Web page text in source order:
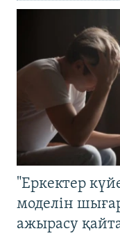
"Еркектер
моделін
ажырасу